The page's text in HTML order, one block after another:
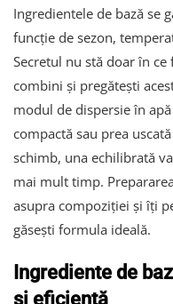
Ingredientele de bază se
funcție de sezon,
Secretul nu stă doar în
combini și pregătești
modul de dispersie în
compactă sau prea
schimb, una echilibrată
mai mult timp.
asupra compoziției și îți
găsești formula ideală.
Ingrediente de
și eficientă